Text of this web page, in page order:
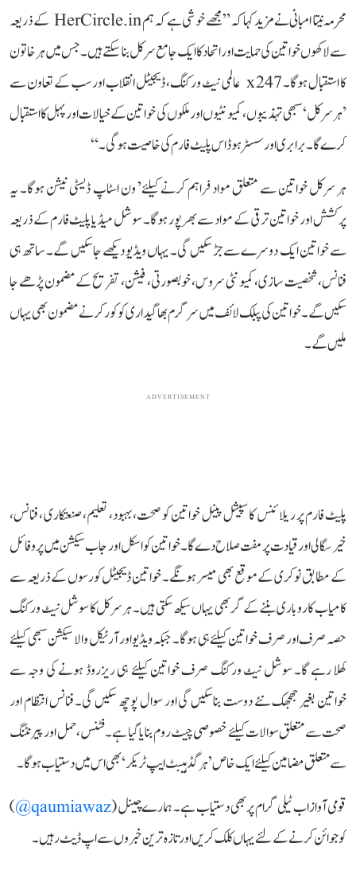
محرمہ نیتا امبانی نے مزید کہا کہ ”مجھے خوشی ہے کہ ہم HerCircle.in کے ذریعہ
سے لاکھوں خواتین کی حمایت اور اتحاد کا ایک جامع سرکل بنا سکتے ہیں ۔ جس میں ہر خاتون
کا استقبال ہوگا۔ 247 x عالمی نیٹ ورکنگ، ڈیجیٹل انقلاب اور سب کے تعاون سے
’ہر سرکل‘ سبھی تہذیبوں، کمیونٹیوں اور ملکوں کی خواتین کے خیالات اور پہل کا استقبال
کرے گا۔ برابری اور سسٹر ہوڈ اس پلیٹ فارم کی خاصیت ہوگی۔“
ہر سرکل خواتین سے متعلق مواد فراہم کرنے کیلئے’ ون اسٹاپ ڈیسٹی نیشن ہوگا۔ یہ
پرکشش اور خواتین ترقی کے مواد سے بھرپور ہوگا۔ سوشل میڈیا پلیٹ فارم کے ذریعہ
سے خواتین ایک دوسرے سے جڑ سکیں گی۔ یہاں ویڈیو دیکھے جاسکیں گے۔ ساتھ ہی
فنانس، شخصیت سازی، کمیونٹی سروس، خوبصورتی، فیشن، تفریح کے مضمون پڑھے جا
سکیں گے۔ خواتین کی پبلک لائف میں سرگرم بھاگیداری کو کور کرنے مضمون بھی یہاں
ملیں گے۔
ADVERTISEMENT
پلیٹ فارم پر ریلائنس کا سپیشل پینل خواتین کو صحت، بہبود، تعلیم، صنعتکاری ، فنانس،
خیر سگالی اور قیادت پر مفت صلاح دے گا۔ خواتین کو اسکل اور جاب سیکشن میں پروفائل
کے مطابق نوکری کے موقع بھی میسر ہونگے۔ خواتین ڈیجیٹل کورسوں کے ذریعہ سے
کامیاب کاروباری بننے کے گر بھی یہاں سیکھ سکتی ہیں۔ ہرسرکل کا سوشل نیٹ ورکنگ
حصہ صرف اور صرف خواتین کیلئے ہی ہوگا۔ جبکہ ویڈیو اور آرٹیکل والا سیکشن سبھی کیلئے
کھلا رہے گا۔ سوشل نیٹ ورکنگ صرف خواتین کیلئے ہی ریزروڈ ہونے کی وجہ سے
خواتین بغیر جھجھک نئے دوست بناسکیں گی اور سوال پوچھ سکیں گی۔ فنانس انتظام اور
صحت سے متعلق سوالات کیلئے خصوصی چیٹ روم بنایا گیا ہے۔ فٹنس، حمل اور پیرنٹنگ
سے متعلق مضامین کیلئے ایک خاص ’ہر گڈ ہیبٹ ایپ ٹریکر‘ بھی اس میں دستیاب ہوگا۔
قومی آواز اب ٹیلی گرام پر بھی دستیاب ہے۔ ہمارے چینل (qaumiawaz@
)
کو جوائن کرنے کے لئے یہاں کلک کریں اور تازہ ترین خبروں سے اپ ڈیٹ رہیں۔